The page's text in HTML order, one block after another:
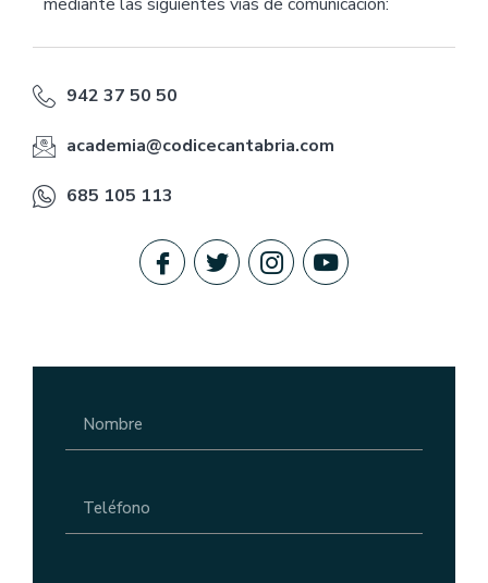
942 37 50 50
academia@codicecantabria.com
685 105 113